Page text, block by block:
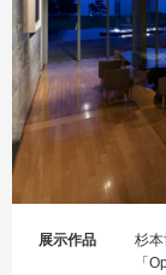
展示作品
杉本
「